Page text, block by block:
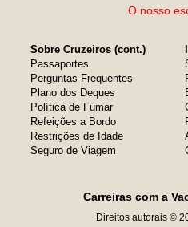
O nosso
Sobre Cruzeiros (cont.)
Passaportes
Perguntas Frequentes
Plano dos Deques
Política de Fumar
Refeições a Bordo
Restrições de Idade
Seguro de Viagem
Carreiras com a
Direitos autorais ©